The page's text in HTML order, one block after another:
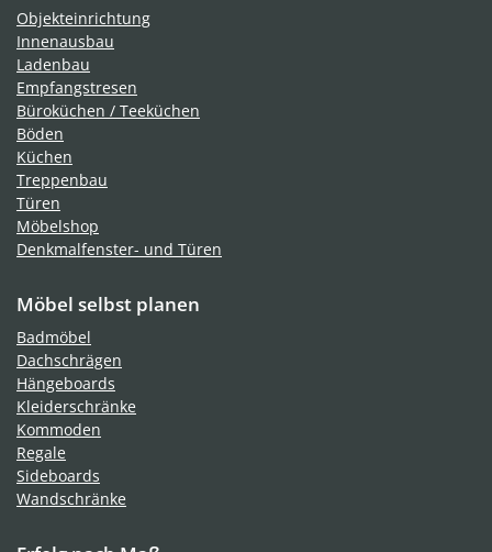
Objekteinrichtung
Innenausbau
Ladenbau
Empfangstresen
Büroküchen / Teeküchen
Böden
Küchen
Treppenbau
Türen
Möbelshop
Denkmalfenster- und Türen
Möbel selbst planen
Badmöbel
Dachschrägen
Hängeboards
Kleiderschränke
Kommoden
Regale
Sideboards
Wandschränke